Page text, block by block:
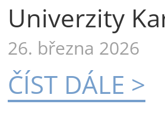
Univerzity
26. března 2026
ČÍST DÁLE >